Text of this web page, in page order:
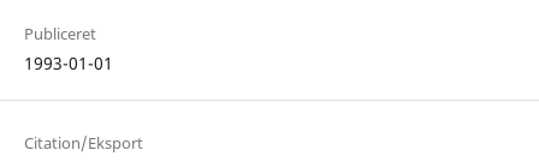
Publiceret
1993-01-01
Citation/Eksport